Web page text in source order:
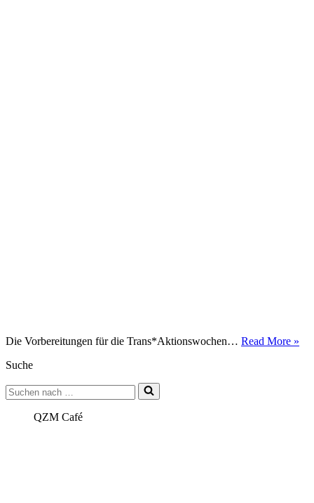
Die Vorbereitungen für die Trans*Aktionswochen… Read More »
Suche
Suchen
nach …
QZM Café